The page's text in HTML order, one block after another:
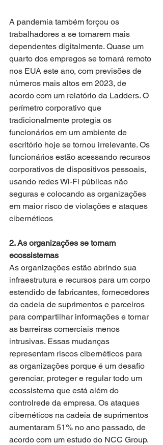
A pandemia também forçou os
trabalhadores a se tornarem mais
dependentes digitalmente. Quase um
quarto dos empregos se tornará remoto
nos EUA este ano, com previsões de
números mais altos em 2023, de
acordo com um relatório da Ladders. O
perímetro corporativo que
tradicionalmente protegia os
funcionários em um ambiente de
escritório hoje se tornou irrelevante. Os
funcionários estão acessando recursos
corporativos de dispositivos pessoais,
usando redes Wi-Fi públicas não
seguras e colocando as organizações
em maior risco de violações e ataques
cibernéticos
2. As organizações se tornam
ecossistemas
As organizações estão abrindo sua
infraestrutura e recursos para um corpo
estendido de fabricantes, fornecedores
da cadeia de suprimentos e parceiros
para compartilhar informações e tornar
as barreiras comerciais menos
intrusivas. Essas mudanças
representam riscos cibernéticos para
as organizações porque é um desafio
gerenciar, proteger e regular todo um
ecossistema que está além do
controlrede da empresa. Os ataques
cibernéticos na cadeia de suprimentos
aumentaram 51% no ano passado, de
acordo com um estudo do NCC Group.